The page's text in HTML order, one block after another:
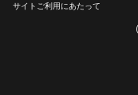
サイトご利用にあたって